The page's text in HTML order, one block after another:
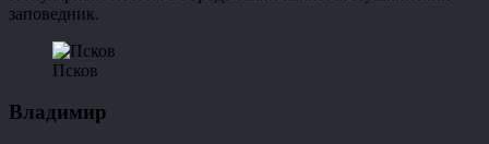
заповедник.
Псков
Владимир